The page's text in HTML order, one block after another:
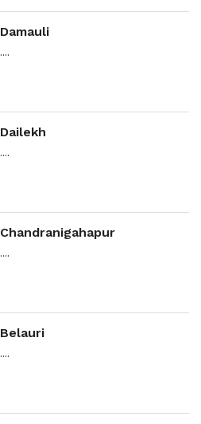
Damauli
....
Dailekh
....
Chandranigahapur
....
Belauri
....